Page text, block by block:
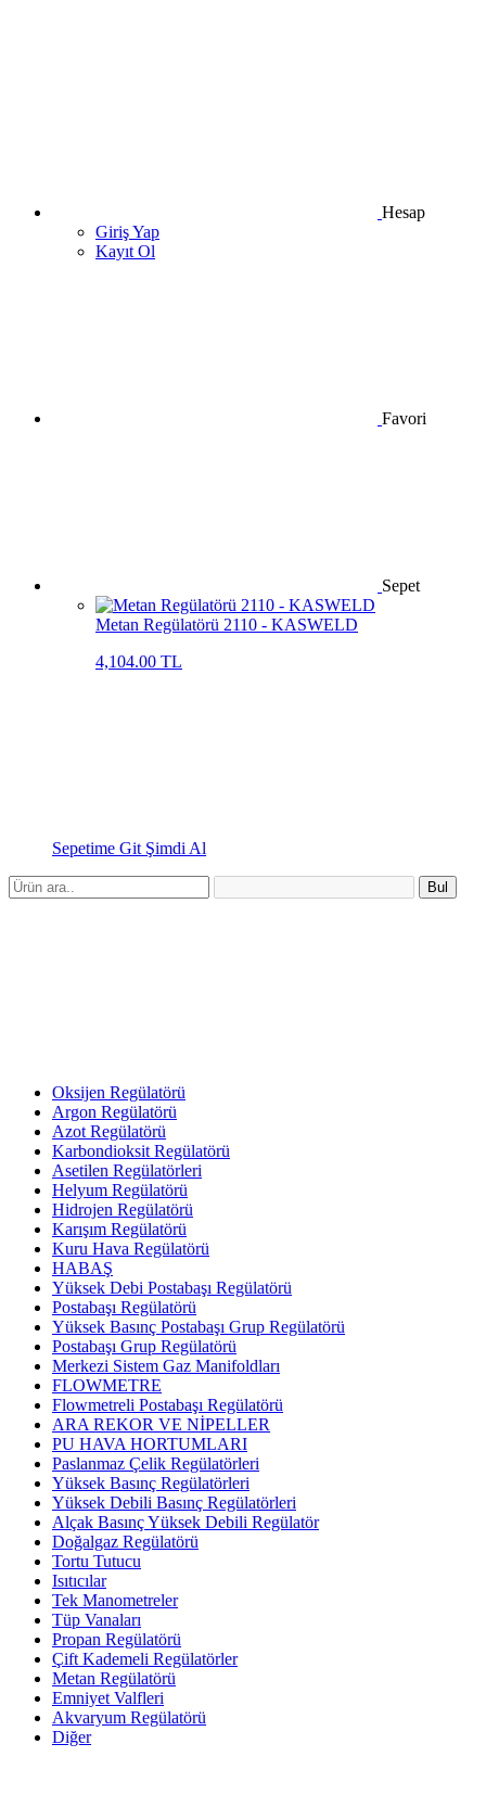
Hesap
Giriş Yap
Kayıt Ol
Favori
Sepet
Metan Regülatörü 2110 - KASWELD
4,104.00 TL
Sepetime Git Şimdi Al
Bul
Oksijen Regülatörü
Argon Regülatörü
Azot Regülatörü
Karbondioksit Regülatörü
Asetilen Regülatörleri
Helyum Regülatörü
Hidrojen Regülatörü
Karışım Regülatörü
Kuru Hava Regülatörü
HABAŞ
Yüksek Debi Postabaşı Regülatörü
Postabaşı Regülatörü
Yüksek Basınç Postabaşı Grup Regülatörü
Postabaşı Grup Regülatörü
Merkezi Sistem Gaz Manifoldları
FLOWMETRE
Flowmetreli Postabaşı Regülatörü
ARA REKOR VE NİPELLER
PU HAVA HORTUMLARI
Paslanmaz Çelik Regülatörleri
Yüksek Basınç Regülatörleri
Yüksek Debili Basınç Regülatörleri
Alçak Basınç Yüksek Debili Regülatör
Doğalgaz Regülatörü
Tortu Tutucu
Isıtıcılar
Tek Manometreler
Tüp Vanaları
Propan Regülatörü
Çift Kademeli Regülatörler
Metan Regülatörü
Emniyet Valfleri
Akvaryum Regülatörü
Diğer